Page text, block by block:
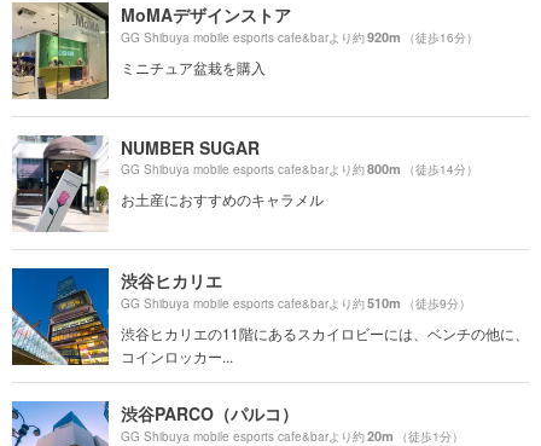
MoMAデザインストア
GG Shibuya mobile esports cafe&barより約920m （徒歩16分）
ミニチュア盆栽を購入
NUMBER SUGAR
GG Shibuya mobile esports cafe&barより約800m （徒歩14分）
お土産におすすめのキャラメル
渋谷ヒカリエ
GG Shibuya mobile esports cafe&barより約510m （徒歩9分）
渋谷ヒカリエの11階にあるスカイロビーには、ベンチの他に、
コインロッカー...
渋谷PARCO（パルコ）
GG Shibuya mobile esports cafe&barより約20m （徒歩1分）